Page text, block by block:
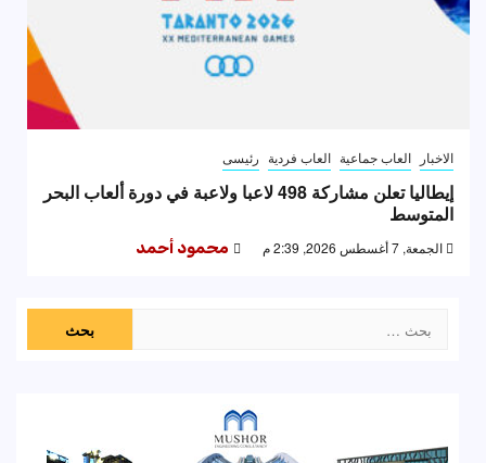
الاخبار العاب جماعية العاب فردية رئيسى
إيطاليا تعلن مشاركة 498 لاعبا ولاعبة في دورة ألعاب البحر
المتوسط
الجمعة, 7 أغسطس 2026, 2:39 م محمود أحمد
عن: